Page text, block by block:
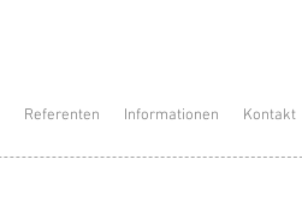
Referenten Informationen Kontakt